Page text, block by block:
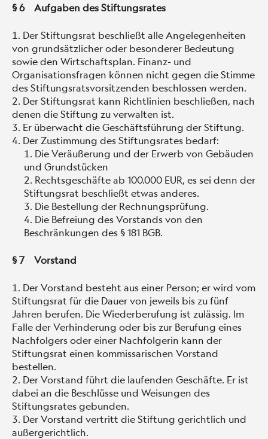
§ 6 Aufgaben des Stiftungsrates
Der Stiftungsrat beschließt alle Angelegenheiten
von grundsätzlicher oder besonderer Bedeutung
sowie den Wirtschaftsplan. Finanz- und
Organisationsfragen können nicht gegen die Stimme
des Stiftungsratsvorsitzenden beschlossen werden.
Der Stiftungsrat kann Richtlinien beschließen, nach
denen die Stiftung zu verwalten ist.
Er überwacht die Geschäftsführung der Stiftung.
Der Zustimmung des Stiftungsrates bedarf:
Die Veräußerung und der Erwerb von Gebäuden
und Grundstücken
Rechtsgeschäfte ab 100.000 EUR, es sei denn der
Stiftungsrat beschließt etwas anderes.
Die Bestellung der Rechnungsprüfung.
Die Befreiung des Vorstands von den
Beschränkungen des § 181 BGB.
§ 7 Vorstand
Der Vorstand besteht aus einer Person; er wird vom
Stiftungsrat für die Dauer von jeweils bis zu fünf
Jahren berufen. Die Wiederberufung ist zulässig. Im
Falle der Verhinderung oder bis zur Berufung eines
Nachfolgers oder einer Nachfolgerin kann der
Stiftungsrat einen kommissarischen Vorstand
bestellen.
Der Vorstand führt die laufenden Geschäfte. Er ist
dabei an die Beschlüsse und Weisungen des
Stiftungsrates gebunden.
Der Vorstand vertritt die Stiftung gerichtlich und
außergerichtlich.